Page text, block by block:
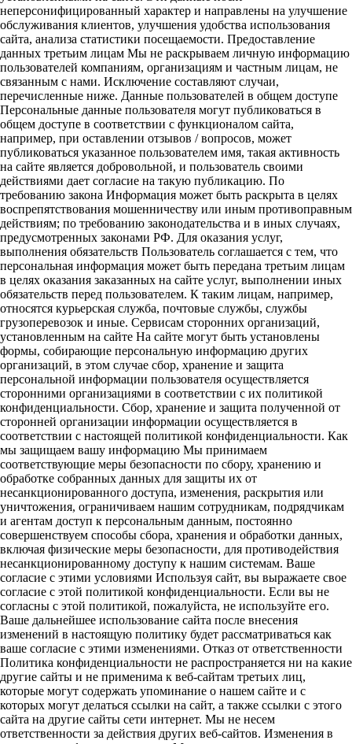
неперсонифицированный характер и направлены на улучшение
обслуживания клиентов, улучшения удобства использования
сайта, анализа статистики посещаемости. Предоставление
данных третьим лицам Мы не раскрываем личную информацию
пользователей компаниям, организациям и частным лицам, не
связанным с нами. Исключение составляют случаи,
перечисленные ниже. Данные пользователей в общем доступе
Персональные данные пользователя могут публиковаться в
общем доступе в соответствии с функционалом сайта,
например, при оставлении отзывов / вопросов, может
публиковаться указанное пользователем имя, такая активность
на сайте является добровольной, и пользователь своими
действиями дает согласие на такую публикацию. По
требованию закона Информация может быть раскрыта в целях
воспрепятствования мошенничеству или иным противоправным
действиям; по требованию законодательства и в иных случаях,
предусмотренных законами РФ. Для оказания услуг,
выполнения обязательств Пользователь соглашается с тем, что
персональная информация может быть передана третьим лицам
в целях оказания заказанных на сайте услуг, выполнении иных
обязательств перед пользователем. К таким лицам, например,
относятся курьерская служба, почтовые службы, службы
грузоперевозок и иные. Сервисам сторонних организаций,
установленным на сайте На сайте могут быть установлены
формы, собирающие персональную информацию других
организаций, в этом случае сбор, хранение и защита
персональной информации пользователя осуществляется
сторонними организациями в соответствии с их политикой
конфиденциальности. Сбор, хранение и защита полученной от
сторонней организации информации осуществляется в
соответствии с настоящей политикой конфиденциальности. Как
мы защищаем вашу информацию Мы принимаем
соответствующие меры безопасности по сбору, хранению и
обработке собранных данных для защиты их от
несанкционированного доступа, изменения, раскрытия или
уничтожения, ограничиваем нашим сотрудникам, подрядчикам
и агентам доступ к персональным данным, постоянно
совершенствуем способы сбора, хранения и обработки данных,
включая физические меры безопасности, для противодействия
несанкционированному доступу к нашим системам. Ваше
согласие с этими условиями Используя сайт, вы выражаете свое
согласие с этой политикой конфиденциальности. Если вы не
согласны с этой политикой, пожалуйста, не используйте его.
Ваше дальнейшее использование сайта после внесения
изменений в настоящую политику будет рассматриваться как
ваше согласие с этими изменениями. Отказ от ответственности
Политика конфиденциальности не распространяется ни на какие
другие сайты и не применима к веб-сайтам третьих лиц,
которые могут содержать упоминание о нашем сайте и с
которых могут делаться ссылки на сайт, а также ссылки с этого
сайта на другие сайты сети интернет. Мы не несем
ответственности за действия других веб-сайтов. Изменения в